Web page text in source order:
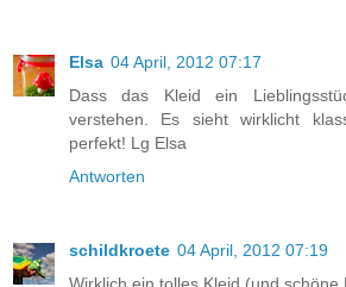
Elsa 04 April, 2012 07:17
Dass das Kleid ein
verstehen. Es sieht wirklicht
perfekt! Lg Elsa
Antworten
schildkroete 04 April, 2012 07:19